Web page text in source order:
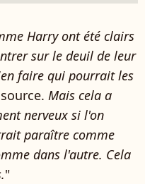
Harry ont été clairs
sur le deuil de leur
faire qui pourrait les
Mais cela a
nerveux si l'on
paraître comme
dans l'autre. Cela
"